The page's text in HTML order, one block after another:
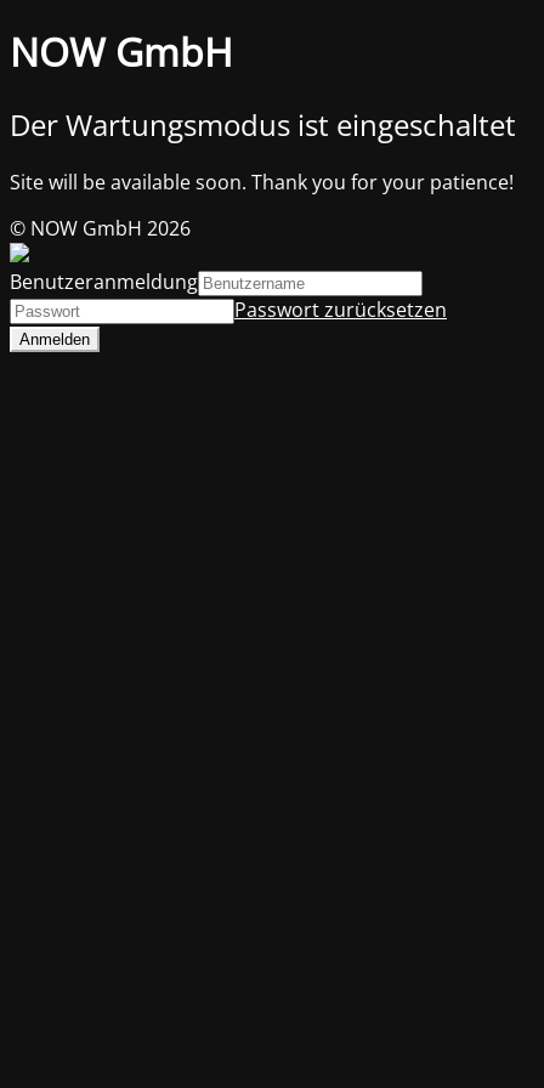
NOW GmbH
Der Wartungsmodus ist eingeschaltet
Site will be available soon. Thank you for your patience!
© NOW GmbH 2026
Benutzeranmeldung
Passwort zurücksetzen